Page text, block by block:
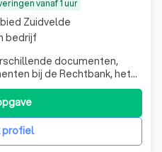
vanaf 1 uur
documenten,
bij de Rechtbank, het
en verschillende
profiel
Zuidvelde
bedrijf